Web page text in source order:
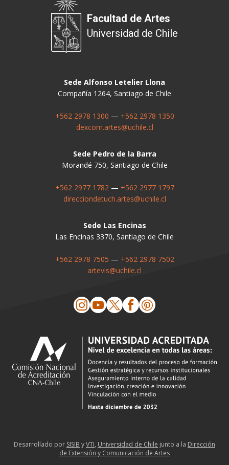
Facultad de Artes
Universidad de Chile
Sede Alfonso Letelier Llona
Compañía 1264, Santiago de Chile
+562 2978 1300 — +562 2978 1350
dexcom.artes@uchile.cl
Sede Pedro de la Barra
Morandé 750, Santiago de Chile
+562 2977 1782— +562 2977 1797
direcciondetuch.artes@uchile.cl
Sede Las Encinas
Las Encinas 3370, Santiago de Chile
+562 2978 7505 — +562 2978 7502
artevis@uchile.cl
Desarrollado por SISIB yVTI, Universidad de Chile junto a la Dirección
de Extensión y Comunicación de Artes